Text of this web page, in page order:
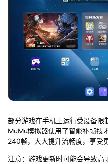
部分游戏在手机上运行受设备
MuMu模拟器使用了智能补帧技
240帧，大大提升流畅度，享受
注意：游戏更新时可能会导致